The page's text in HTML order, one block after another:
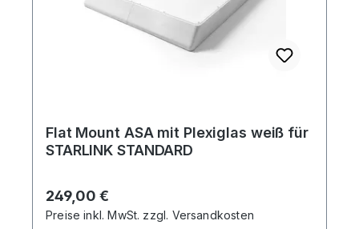
Flat Mount ASA mit Plexiglas weiß für
STARLINK STANDARD
Regulärer Preis:
249,00 €
Preise inkl. MwSt. zzgl. Versandkosten